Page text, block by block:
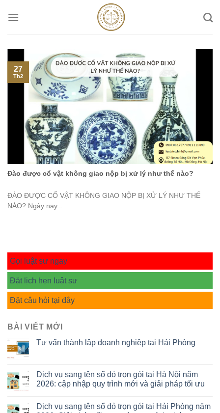
Đào được cổ vật không giao nộp bị xử lý như thế nào?
ĐÀO ĐƯỢC CỔ VẬT KHÔNG GIAO NỘP BỊ XỬ LÝ NHƯ THẾ
NÀO? Ngày nay...
27
Th2
Gọi luật sư ngay
Đặt lịch hẹn luật sư
Đặt câu hỏi tại đây
BÀI VIẾT MỚI
Tư vấn thành lập doanh nghiệp tại Hải Phòng
Dịch vụ sang tên sổ đỏ trọn gói tại Hà Nội năm
2026: cập nhập quy trình mới và giải pháp tối ưu
Dịch vụ sang tên sổ đỏ trọn gói tại Hải Phòng năm